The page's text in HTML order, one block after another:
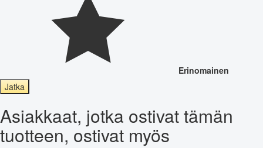
Erinomainen
Jatka
Asiakkaat, jotka ostivat tämän
tuotteen, ostivat myös